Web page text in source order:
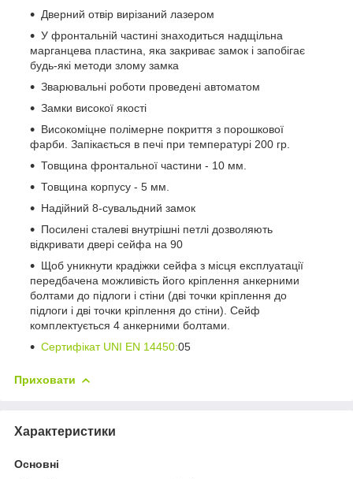
Дверний отвір вирізаний лазером
У фронтальній частині знаходиться надщільна
марганцева пластина, яка закриває замок і запобігає
будь-які методи злому замка
Зварювальні роботи проведені автоматом
Замки високої якості
Високоміцне полімерне покриття з порошкової
фарби. Запікається в печі при температурі 200 гр.
Товщина фронтальної частини - 10 мм.
Товщина корпусу - 5 мм.
Надійний 8-сувальдний замок
Посилені сталеві внутрішні петлі дозволяють
відкривати двері сейфа на 90
Щоб уникнути крадіжки сейфа з місця експлуатації
передбачена можливість його кріплення анкерними
болтами до підлоги і стіни (дві точки кріплення до
підлоги і дві точки кріплення до стіни). Сейф
комплектується 4 анкерними болтами.
Сертифікат UNI EN 14450:05
Приховати
Характеристики
Основні